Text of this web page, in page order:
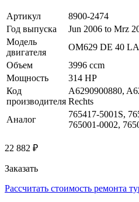
Артикул
8900-2474
Год выпуска
Jun 2006 to Mrz
Модель
двигателя
OM629 DE 40 LA
Объем
3996 ccm
Мощность
314 HP
Код
производителя
A6290900880,
Rechts
Аналог
765417-5001S,
765001-0002,
22 882 ₽
Заказать
Рассчитать стоимость ремонта